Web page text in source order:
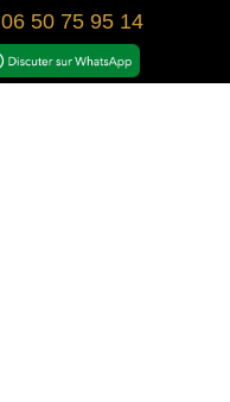
06 50 75 95 14